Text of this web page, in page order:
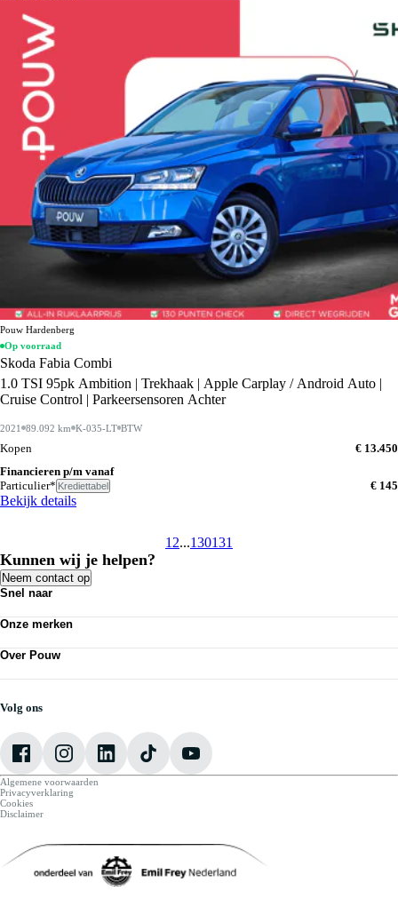
Pouw Hardenberg
Op voorraad
Skoda Fabia Combi
1.0 TSI 95pk Ambition | Trekhaak | Apple Carplay / Android Auto |
Cruise Control | Parkeersensoren Achter
2021 89.092 km K-035-LT BTW
Kopen
€ 13.450
Financieren p/m vanaf
Particulier* Krediettabel € 145
Bekijk details
1 2...130131
Kunnen wij je helpen?
Neem contact op
Snel naar
Bedrijfswagens
Nieuws
Vestigingen
Onze merken
Audi
Škoda
VW Bedrijfswagens
Over Pouw
Over Pouw
Vacatures
Volg ons
Algemene voorwaarden
Privacyverklaring
Cookies
Disclaimer